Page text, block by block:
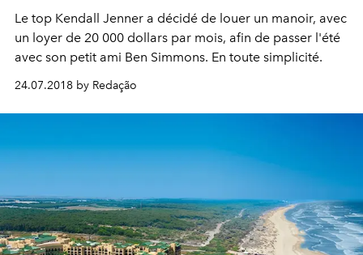
Le top Kendall Jenner a décidé de louer un manoir, avec
un loyer de 20 000 dollars par mois, afin de passer l'été
avec son petit ami Ben Simmons. En toute simplicité.
24.07.2018 by Redação